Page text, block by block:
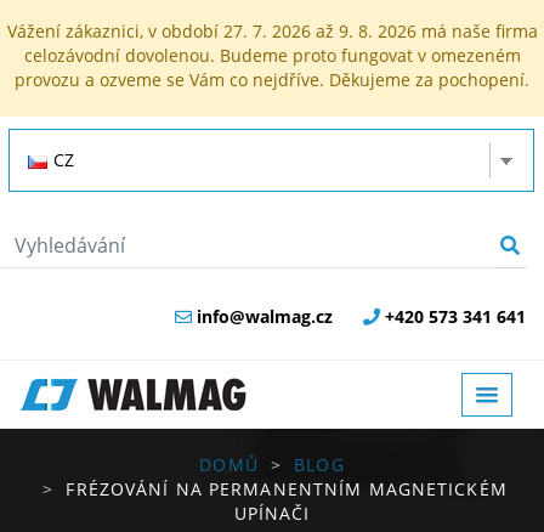
Vážení zákaznici, v období 27. 7. 2026 až 9. 8. 2026 má naše firma
celozávodní dovolenou. Budeme proto fungovat v omezeném
provozu a ozveme se Vám co nejdříve. Děkujeme za pochopení.
CZ
+420 573 341 641
info@walmag.cz
DOMŮ
BLOG
FRÉZOVÁNÍ NA PERMANENTNÍM MAGNETICKÉM
UPÍNAČI